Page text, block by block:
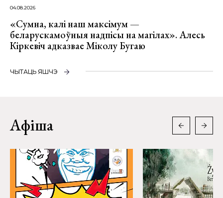
04.08.2026
«Сумна, калі наш максімум —
беларускамоўныя надпісы на магілах». Алесь
Кіркевіч адказвае Міколу Бугаю
ЧЫТАЦЬ ЯШЧЭ
Афіша